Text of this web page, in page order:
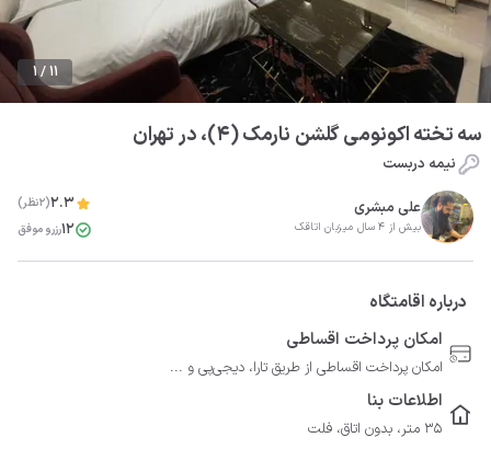
1 / 11
سه تخته اکونومی گلشن نارمک (4)، در تهران
نیمه دربست
علی مبشری
بیش از 4 سال میزبان اتاقک
2.3(2نظر)
12رزرو موفق
درباره اقامتگاه
امکان پرداخت اقساطی
امکان پرداخت اقساطی از طریق تارا، دیجی‌پی و ...
اطلاعات بنا
35 متر، بدون اتاق، فلت